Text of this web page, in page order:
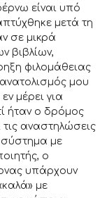
είναι υπό
μετά τη
σε μικρά
βιβλίων,
φιλομάθειας
μου
μέρει για
ήταν ο δρόμος
αναστηλώσεις
σύστημα με
ο
υπάρχουν
με